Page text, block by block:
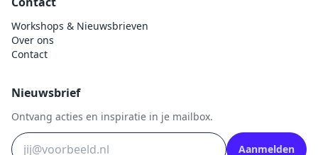
Workshops & Nieuwsbrieven
Over ons
Contact
Nieuwsbrief
Ontvang acties en inspiratie in je mailbox.
Aanmelden